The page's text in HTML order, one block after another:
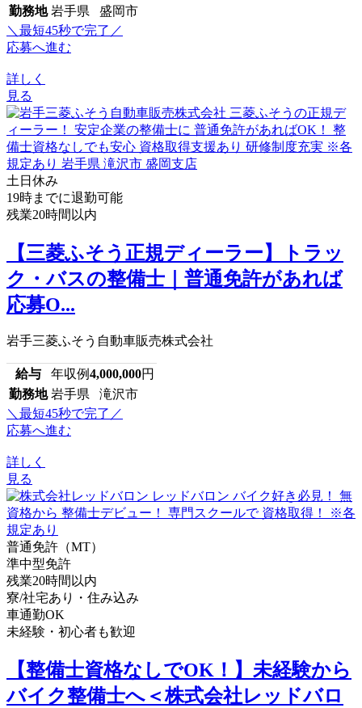
勤務地 岩手県 盛岡市
＼最短45秒で完了／
応募へ進む
詳しく
見る
土日休み
19時までに退勤可能
残業20時間以内
【三菱ふそう正規ディーラー】トラッ
ク・バスの整備士｜普通免許があれば
応募O...
岩手三菱ふそう自動車販売株式会社
給与 年収例4,000,000円
勤務地 岩手県 滝沢市
＼最短45秒で完了／
応募へ進む
詳しく
見る
普通免許（MT）
準中型免許
残業20時間以内
寮/社宅あり・住み込み
車通勤OK
未経験・初心者も歓迎
【整備士資格なしでOK！】未経験から
バイク整備士へ＜株式会社レッドバロ